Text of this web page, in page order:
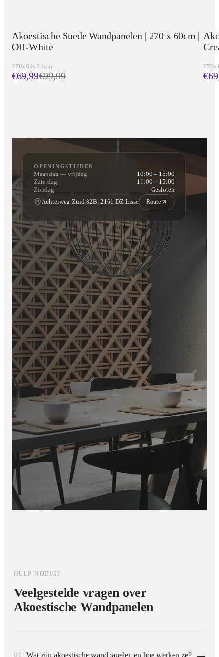
Akoestische Suede Wandpanelen | 270 x 60cm |
Off-White
270x60x2.1cm
€69,99€99,99
OPENINGSTIJDEN
Maandag — vrijdag
10:00 – 15:00
Zaterdag
11:00 – 15:00
Zondag
Gesloten
Achterweg-Zuid 82B, 2161 DZ Lisse
Route
HULP NODIG?
Veelgestelde vragen over
Akoestische Wandpanelen
01 Wat zijn akoestische wandpanelen en hoe werken ze?